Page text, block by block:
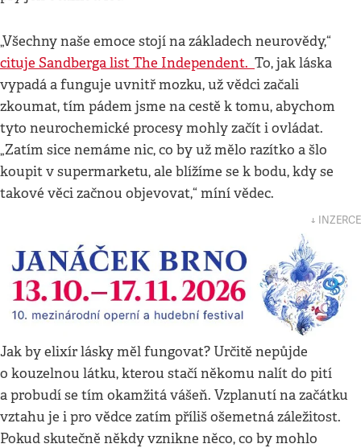
„Všechny naše emoce stojí na základech neurovědy,“
cituje Sandberga list The Independent. To, jak láska
vypadá a funguje uvnitř mozku, už vědci začali
zkoumat, tím pádem jsme na cestě k tomu, abychom
tyto neurochemické procesy mohly začít i ovládat.
„Zatím sice nemáme nic, co by už mělo razítko a šlo
koupit v supermarketu, ale blížíme se k bodu, kdy se
takové věci začnou objevovat,“ míní vědec.
↓ INZERCE
Jak by elixír lásky měl fungovat? Určitě nepůjde
o kouzelnou látku, kterou stačí někomu nalít do pití
a probudí se tím okamžitá vášeň. Vzplanutí na začátku
vztahu je i pro vědce zatím příliš ošemetná záležitost.
Pokud skutečně někdy vznikne něco, co by mohlo